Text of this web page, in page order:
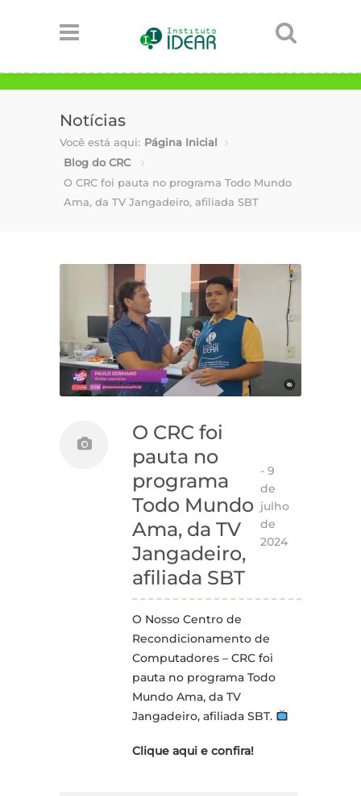
Notícias
Você está aqui: Página Inicial
Blog do CRC
O CRC foi pauta no programa Todo Mundo
Ama, da TV Jangadeiro, afiliada SBT
O CRC foi
pauta no
programa
Todo Mundo
Ama, da TV
Jangadeiro,
afiliada SBT
- 9
de
julho
de
2024
O Nosso Centro de
Recondicionamento de
Computadores – CRC foi
pauta no programa Todo
Mundo Ama, da TV
Jangadeiro, afiliada SBT.
Clique aqui e confira!